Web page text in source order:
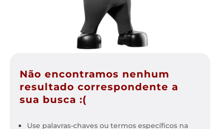
Não encontramos nenhum
resultado correspondente a
sua busca :(
Use palavras-chaves ou termos específicos na